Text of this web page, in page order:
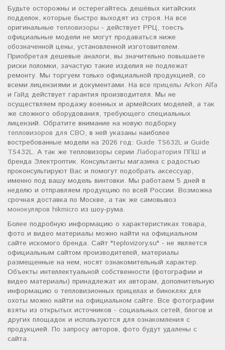
Будьте осторожны и остерегайтесь дешёвых китайских
подделок, которые быстро выходят из строя. На все
оригинальные тепловизоры - действует РРЦ, тоесть
официальные модели не могут продаваться ниже
обозначенной цены, установленной изготовителем.
Приобретая дешевые аналоги, вы значительно повышаете
риски поломки, зачастую такие изделия не подлежат
ремонту. Мы торгуем только официальной продукцией, со
всеми лицензиями и документами. На все прицелы Arkon Alfa
и Гайд действует гарантия производителя. Мы не
осуществляем продажу военных и армейских моделей, а так
же сложного оборудования, требующего специальных
лицензий. Обратите внимание на новую подборку
тепловизоров для СВО, в ней указаны наиболее
востребованные модели на 2026 год: Guide TS632L и Guide
TS432L. А так же тепловизоры серии Лаборатория ППШ и
бренда Электроптик. Консультанты магазина с радостью
проконсультируют Вас и помогут подобрать аксессуар,
именно под вашу модель винтовки. Мы работаем 5 дней в
неделю и отправляем продукцию по всей России. Возможна
срочная доставка по Москве, а так же самовывоз
монокуляров hikmicro из шоу-рума.
Более подробную информацию о характеристиках товара,
фото и видео материалы можно найти на официальном
сайте искомого бренда. Сайт "teplovizory.su" - не является
официальным сайтом производителей, материалы
размещенные на нем, носят ознакомительный характер.
Объекты интеллектуальной собственности (фотографии и
видео материалы) принадлежат их авторам, дополнительную
информацию о тепловизионных прицелах и биноклях для
охоты можно найти на официальном сайте. Все фотографии
взяты из открытых источников - социальных сетей, блогов и
других площадок и используются для ознакомления с
продукцией. По запросу авторов, фото будут удалены с
сайта.